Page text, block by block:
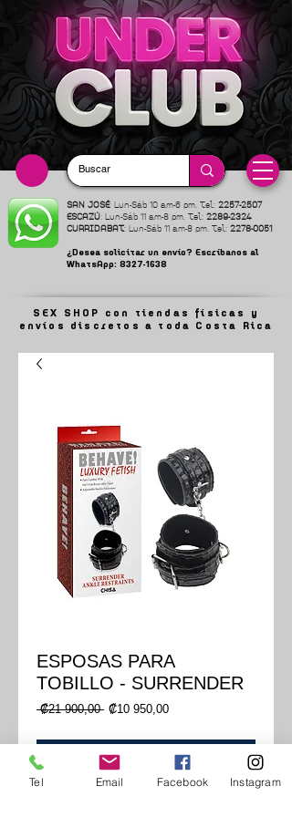
SAN JOSÉ: Lun-Sáb 10 am-6 pm. Tel: 2257-2507
ESCAZÚ: Lun-Sáb 11 am-8 pm. Tel: 2289-2324
CURRIDABAT: Lun-Sáb 11 am-8 pm. Tel: 2278-0051
¿Desea solicitar un envío? Escríbanos al
WhatsApp: 8327-1638
SEX SHOP con tiendas físicas y
envíos discretos a toda Costa Rica
ESPOSAS PARA
TOBILLO - SURRENDER
₡21 900,00 Precio
₡10 950,00Precio
oferta
Agregar al carrito
Tel Email Facebook Instagram